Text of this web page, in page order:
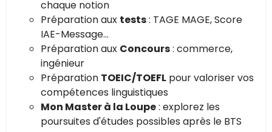
chaque notion
Préparation aux tests: TAGE MAGE, Score
IAE-Message...
Préparation aux Concours: commerce,
ingénieur
Préparation TOEIC/TOEFL pour valoriser vos
compétences linguistiques
Mon Master à la Loupe: explorez les
poursuites d'études possibles après le BTS